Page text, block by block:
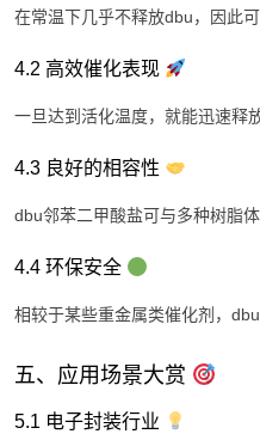
在常温下几乎不释放dbu，因此
4.2 高效催化表现
一旦达到活化温度，就能迅速释
4.3 良好的相容性
dbu邻苯二甲酸盐可与多种树脂
4.4 环保安全
相较于某些重金属类催化剂，
五、应用场景大赏
5.1 电子封装行业